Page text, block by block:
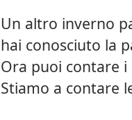
Un altro inverno
hai conosciuto la
Ora puoi contare
Stiamo a contare